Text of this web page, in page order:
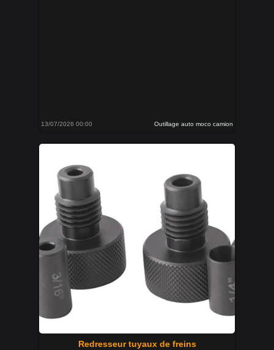
13/07/2026 00:00 Outillage auto moco camion
Redresseur tuyaux de freins